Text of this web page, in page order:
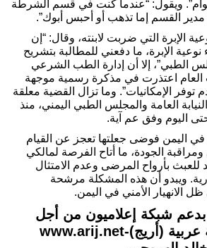
ويقول: “عندما كنت في قسم الشرطة
القسم إما تذهب أو أحبس أبوك”.
الإبرة التي ضربت لابنته، وقال: “إن
نوعية الإبرة، ما دفعني للمطالبة بتشريح
الطبي”، إلا أن إدارة الطب الشرعي
العام اعتذرت في مذكرة رسمية موجهة
توفر الإمكانيات”. وما تزال القضية معلقة
العامة والمجلس الطبي اليمني، منذ
اليمن فوضى جعلتها تعجز عن القيام
الجودة، ما أتاح الفرصة لمالكي
للعبث بأرواح المرضى وعدم الامتثال
ويبدو أن هذه المشكلة مرشحة
الانهيار الأمني في اليمن.
بدعم شبكة إعلاميون من أجل
صحافة استقصائية عربية (أريج)-www.arij.net